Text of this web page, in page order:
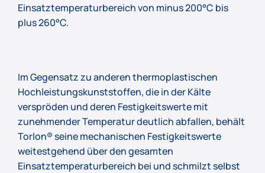
Einsatztemperaturbereich von minus 200°C bis
plus 260°C.
Im Gegensatz zu anderen thermoplastischen
Hochleistungskunststoffen, die in der Kälte
verspröden und deren Festigkeitswerte mit
zunehmender Temperatur deutlich abfallen, behält
Torlon® seine mechanischen Festigkeitswerte
weitestgehend über den gesamten
Einsatztemperaturbereich bei und schmilzt selbst